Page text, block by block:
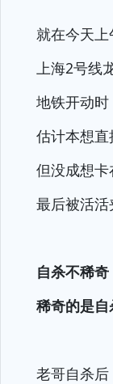
就在今天上
上海2号线
地铁开动时
估计本想直
但没成想卡
最后被活活
自杀不稀奇
稀奇的是自
老哥自杀